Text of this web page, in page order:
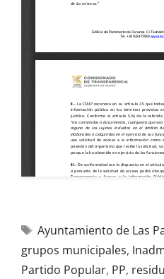
Ayuntamiento de Las
grupos municipales,
Partido Popular, PP,